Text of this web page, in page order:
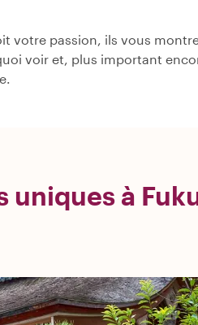
votre passion, ils vous
voir et, plus important
uniques à